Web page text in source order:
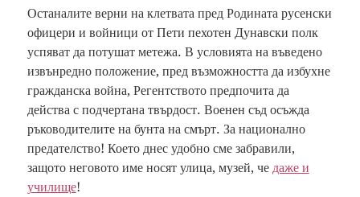
Останалите верни на клетвата пред Родината русенски
офицери и войници от Пети пехотен Дунавски полк
успяват да потушат метежа. В условията на въведено
извънредно положение, пред възможността да избухне
гражданска война, Регентството предпочита да
действа с подчертана твърдост. Военен съд осъжда
ръководителите на бунта на смърт. За национално
предателство! Което днес удобно сме забравили,
защото неговото име носят улица, музей, че даже и
училище!